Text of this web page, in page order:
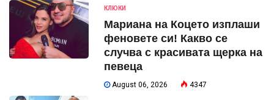
КЛЮКИ
Мариана на Коцето изплаши
феновете си! Какво се
случва с красивата щерка на
певеца
August 06, 2026 4347